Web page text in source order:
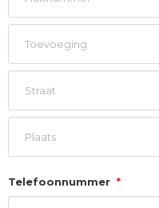
Huisnummer
Toevoeging
Straat
Telefoonnummer *